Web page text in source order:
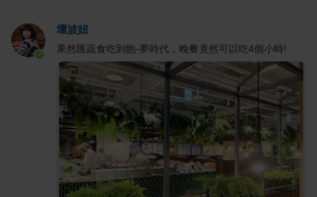
壞波妞
果然匯蔬食吃到飽-夢時代，晚餐竟然可以吃4個小時!